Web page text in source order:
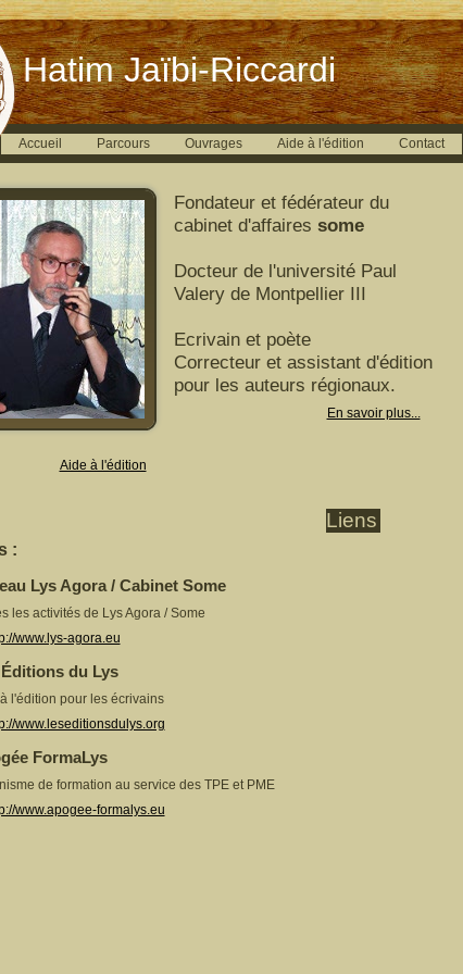
Hatim Jaïbi-Riccardi
Accueil Parcours Ouvrages Aide à l'édition Contact
Fondateur et fédérateur du
cabinet d'affaires some
Docteur de l'université Paul
Valery de Montpellier III
Ecrivain et poète
Correcteur et assistant d'édition
pour les auteurs régionaux.
En savoir plus...
Aide à l'édition
Liens
:
Lys Agora / Cabinet Some
les activités de Lys Agora / Some
www.lys-agora.eu
Éditions du Lys
l'édition pour les écrivains
www.leseditionsdulys.org
FormaLys
de formation au service des TPE et PME
www.apogee-formalys.eu